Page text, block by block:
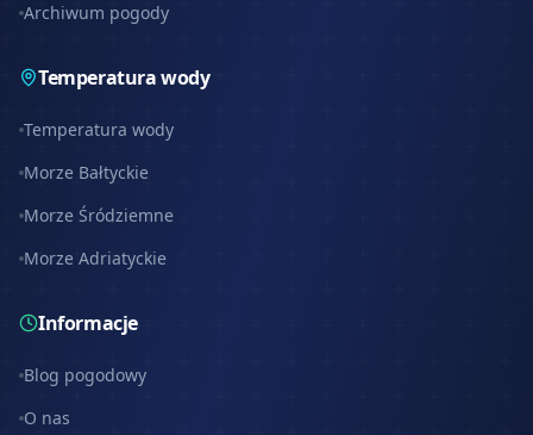
Archiwum pogody
Temperatura wody
Temperatura wody
Morze Bałtyckie
Morze Śródziemne
Morze Adriatyckie
Informacje
Blog pogodowy
O nas